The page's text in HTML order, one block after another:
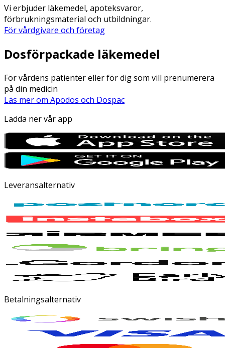
Vi erbjuder läkemedel, apoteksvaror,
förbrukningsmaterial och utbildningar.
För vårdgivare och företag
Dosförpackade läkemedel
För vårdens patienter eller för dig som vill prenumerera
på din medicin
Läs mer om Apodos och Dospac
Ladda ner vår app
Leveransalternativ
Betalningsalternativ